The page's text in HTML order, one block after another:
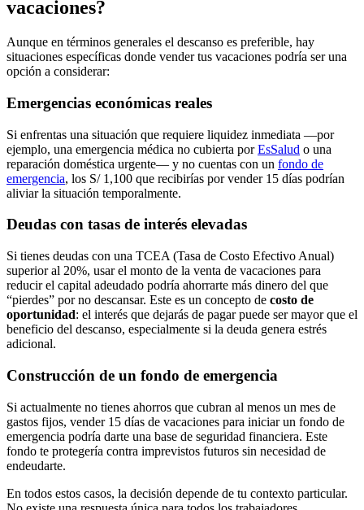
vacaciones?
Aunque en términos generales el descanso es preferible, hay
situaciones específicas donde vender tus vacaciones podría ser una
opción a considerar:
Emergencias económicas reales
Si enfrentas una situación que requiere liquidez inmediata —por
ejemplo, una emergencia médica no cubierta porEsSalud o una
reparación doméstica urgente— y no cuentas con un fondo de
emergencia, los S/ 1,100 que recibirías por vender 15 días podrían
aliviar la situación temporalmente.
Deudas con tasas de interés elevadas
Si tienes deudas con una TCEA (Tasa de Costo Efectivo Anual)
superior al 20%, usar el monto de la venta de vacaciones para
reducir el capital adeudado podría ahorrarte más dinero del que
“pierdes” por no descansar. Este es un concepto de costo de
oportunidad: el interés que dejarás de pagar puede ser mayor que el
beneficio del descanso, especialmente si la deuda genera estrés
adicional.
Construcción de un fondo de emergencia
Si actualmente no tienes ahorros que cubran al menos un mes de
gastos fijos, vender 15 días de vacaciones para iniciar un fondo de
emergencia podría darte una base de seguridad financiera. Este
fondo te protegería contra imprevistos futuros sin necesidad de
endeudarte.
En todos estos casos, la decisión depende de tu contexto particular.